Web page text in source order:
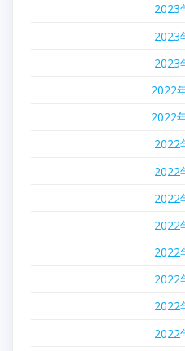
2023
2023
2023
2022
2022
2022
2022
2022
2022
2022
2022
2022
2022